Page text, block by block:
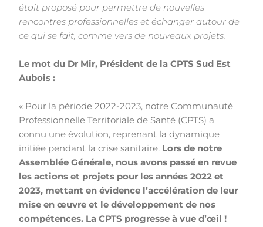
était proposé pour permettre de nouvelles
rencontres professionnelles et échanger autour de
ce qui se fait, comme vers de nouveaux projets.
Le mot du Dr Mir, Président de la CPTS Sud Est
Aubois :
« Pour la période 2022-2023, notre Communauté
Professionnelle Territoriale de Santé (CPTS) a
connu une évolution, reprenant la dynamique
initiée pendant la crise sanitaire. Lors de notre
Assemblée Générale, nous avons passé en revue
les actions et projets pour les années 2022 et
2023, mettant en évidence l’accélération de leur
mise en œuvre et le développement de nos
compétences. La CPTS progresse à vue d’œil !